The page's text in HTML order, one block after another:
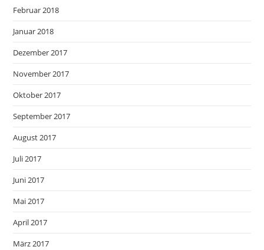
Februar 2018
Januar 2018
Dezember 2017
November 2017
Oktober 2017
September 2017
August 2017
Juli 2017
Juni 2017
Mai 2017
April 2017
März 2017